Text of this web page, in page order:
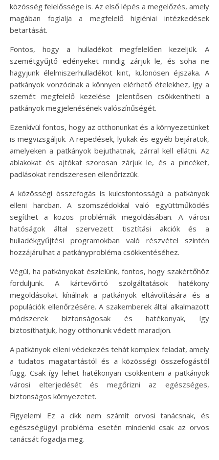
közösség felelőssége is. Az első lépés a megelőzés, amely
magában foglalja a megfelelő higiéniai intézkedések
betartását.
Fontos, hogy a hulladékot megfelelően kezeljük. A
szemétgyűjtő edényeket mindig zárjuk le, és soha ne
hagyjunk élelmiszerhulladékot kint, különösen éjszaka. A
patkányok vonzódnak a könnyen elérhető ételekhez, így a
szemét megfelelő kezelése jelentősen csökkentheti a
patkányok megjelenésének valószínűségét.
Ezenkívül fontos, hogy az otthonunkat és a környezetünket
is megvizsgáljuk. A repedések, lyukak és egyéb bejáratok,
amelyeken a patkányok bejuthatnak, zárral kell ellátni. Az
ablakokat és ajtókat szorosan zárjuk le, és a pincéket,
padlásokat rendszeresen ellenőrizzük.
A közösségi összefogás is kulcsfontosságú a patkányok
elleni harcban. A szomszédokkal való együttműködés
segíthet a közös problémák megoldásában. A városi
hatóságok által szervezett tisztítási akciók és a
hulladékgyűjtési programokban való részvétel szintén
hozzájárulhat a patkányprobléma csökkentéséhez.
Végül, ha patkányokat észlelünk, fontos, hogy szakértőhöz
forduljunk. A kártevőirtó szolgáltatások hatékony
megoldásokat kínálnak a patkányok eltávolítására és a
populációk ellenőrzésére. A szakemberek által alkalmazott
módszerek biztonságosak és hatékonyak, így
biztosíthatjuk, hogy otthonunk védett maradjon.
A patkányok elleni védekezés tehát komplex feladat, amely
a tudatos magatartástól és a közösségi összefogástól
függ. Csak így lehet hatékonyan csökkenteni a patkányok
városi elterjedését és megőrizni az egészséges,
biztonságos környezetet.
Figyelem! Ez a cikk nem számít orvosi tanácsnak, és
egészségügyi probléma esetén mindenki csak az orvos
tanácsát fogadja meg.